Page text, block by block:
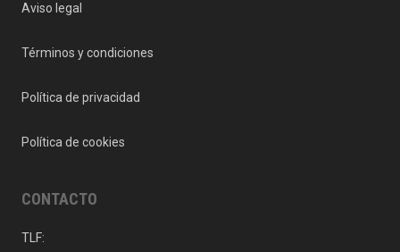
Aviso legal
Términos y condiciones
Política de privacidad
Política de cookies
CONTACTO
TLF: